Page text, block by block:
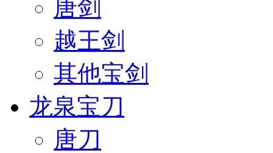
唐剑
越王剑
其他宝剑
龙泉宝刀
唐刀